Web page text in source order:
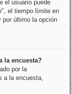
el usuario puede
el tiempo límite en
por último la opción
la encuesta?
por la
a la encuesta,